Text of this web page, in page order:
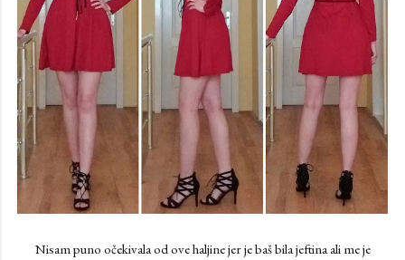
Nisam puno očekivala od ove haljine jer je baš bila jeftina ali me je